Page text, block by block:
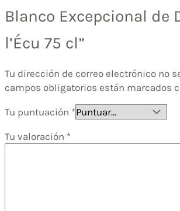
Blanco Excepcional de
l’Écu 75 cl”
Tu dirección de correo electrónico no
campos obligatorios están marcados
Tu puntuación *
Tu valoración *